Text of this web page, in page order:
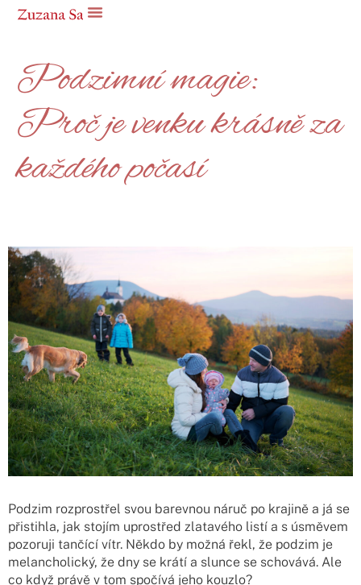
Podzimní magie:
Proč je venku krásně za
každého počasí
Podzim rozprostřel svou barevnou náruč po krajině a já se
přistihla, jak stojím uprostřed zlatavého listí a s úsměvem
pozoruji tančící vítr. Někdo by možná řekl, že podzim je
melancholický, že dny se krátí a slunce se schovává. Ale
co když právě v tom spočívá jeho kouzlo?